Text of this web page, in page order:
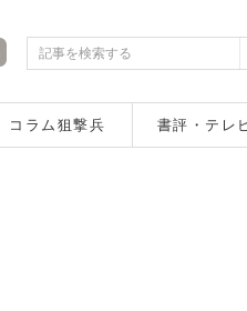
コラム狙撃兵 書評・テレ